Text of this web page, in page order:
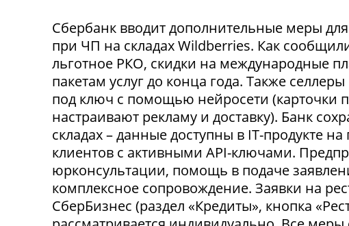
Сбербанк вводит дополнительные меры
при ЧП на складах Wildberries. Как
льготное РКО, скидки на международные
пакетам услуг до конца года. Также
под ключ с помощью нейросети (карточки
настраивают рекламу и доставку). Банк
складах – данные доступны в IT-продукте
клиентов с активными API-ключами.
юрконсультации, помощь в подаче
комплексное сопровождение. Заявки на
СберБизнес (раздел «Кредиты», кнопка